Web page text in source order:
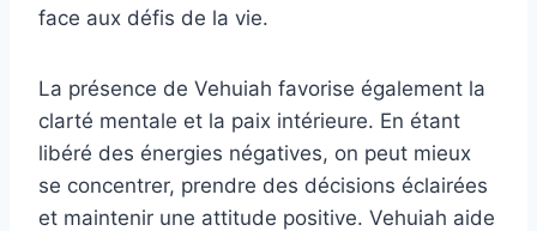
face aux défis de la vie.
La présence de Vehuiah favorise également la
clarté mentale et la paix intérieure. En étant
libéré des énergies négatives, on peut mieux
se concentrer, prendre des décisions éclairées
et maintenir une attitude positive. Vehuiah aide